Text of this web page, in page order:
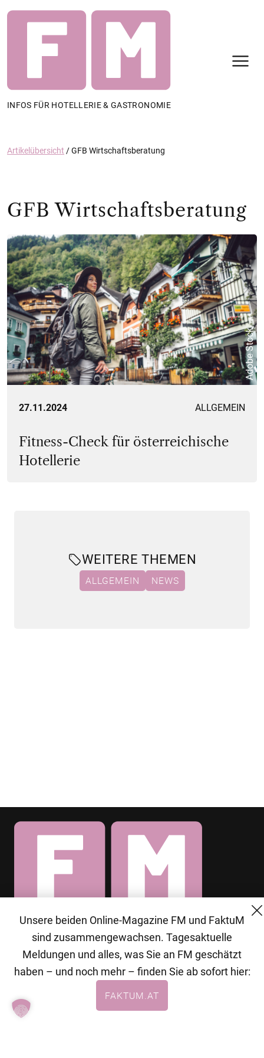
INFOS FÜR HOTELLERIE & GASTRONOMIE
Artikelübersicht /GFB Wirtschaftsberatung
GFB Wirtschaftsberatung
Adobe Stock
27.11.2024 ALLGEMEIN
Fitness-Check für österreichische
Hotellerie
WEITERE THEMEN
ALLGEMEIN NEWS
© 2026 MG Mediengruppe GmbH
MG Mediengruppe GmbH
Burgring 1/7
+43 (1) 522 14 14
Unsere beiden Online-Magazine FM und FaktuM
sind zusammengewachsen. Tagesaktuelle
Meldungen und alles, was Sie an FM geschätzt
haben – und noch mehr – finden Sie ab sofort hier:
FAKTUM.AT